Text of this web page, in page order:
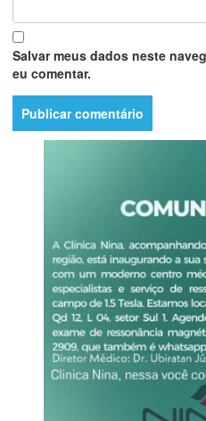
Salvar meus dados neste
eu comentar.